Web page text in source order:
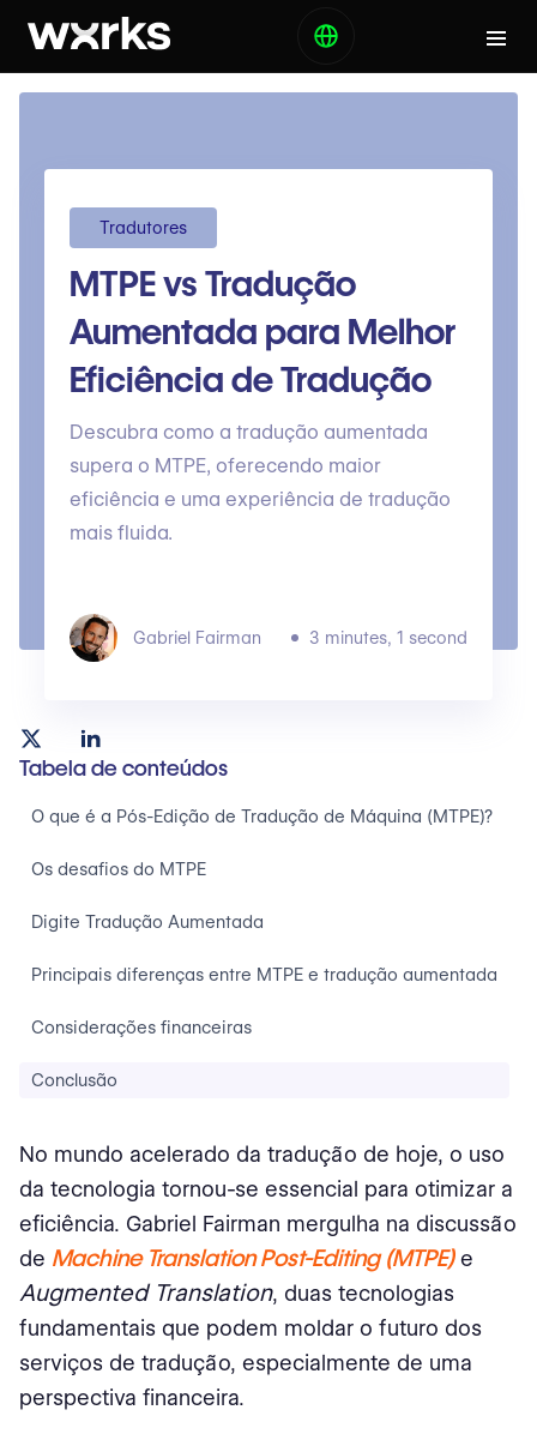
Tradutores
MTPE vs Tradução
Aumentada para Melhor
Eficiência de Tradução
Descubra como a tradução aumentada
supera o MTPE, oferecendo maior
eficiência e uma experiência de tradução
mais fluida.
Gabriel Fairman 3 minutes, 1 second
Tabela de conteúdos
O que é a Pós-Edição de Tradução de Máquina (MTPE)?
Os desafios do MTPE
Digite Tradução Aumentada
Principais diferenças entre MTPE e tradução aumentada
Considerações financeiras
Conclusão
No mundo acelerado da tradução de hoje, o uso
da tecnologia tornou-se essencial para otimizar a
eficiência. Gabriel Fairman mergulha na discussão
de Machine Translation Post-Editing (MTPE)e
Augmented Translation, duas tecnologias
fundamentais que podem moldar o futuro dos
serviços de tradução, especialmente de uma
perspectiva financeira.